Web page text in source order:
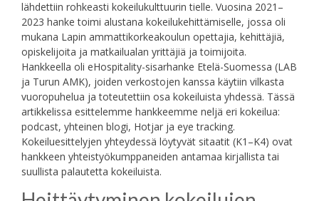
lähdettiin rohkeasti kokeilukulttuurin tielle. Vuosina 2021–
2023 hanke toimi alustana kokeilukehittämiselle, jossa oli
mukana Lapin ammattikorkeakoulun opettajia, kehittäjiä,
opiskelijoita ja matkailualan yrittäjiä ja toimijoita.
Hankkeella oli eHospitality-sisarhanke Etelä-Suomessa (LAB
ja Turun AMK), joiden verkostojen kanssa käytiin vilkasta
vuoropuhelua ja toteutettiin osa kokeiluista yhdessä. Tässä
artikkelissa esittelemme hankkeemme neljä eri kokeilua:
podcast, yhteinen blogi, Hotjar ja eye tracking.
Kokeiluesittelyjen yhteydessä löytyvät sitaatit (K1–K4) ovat
hankkeen yhteistyökumppaneiden antamaa kirjallista tai
suullista palautetta kokeiluista.